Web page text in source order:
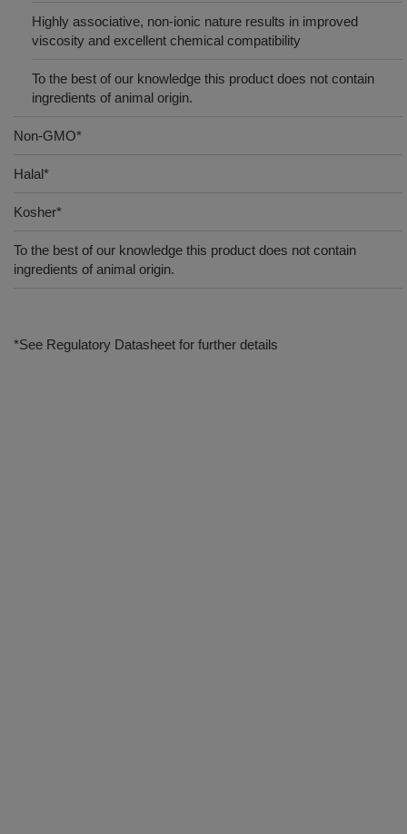
Highly associative, non-ionic nature results in improved
viscosity and excellent chemical compatibility
To the best of our knowledge this product does not contain
ingredients of animal origin.
Non-GMO*
Halal*
Kosher*
To the best of our knowledge this product does not contain
ingredients of animal origin.
*See Regulatory Datasheet for further details